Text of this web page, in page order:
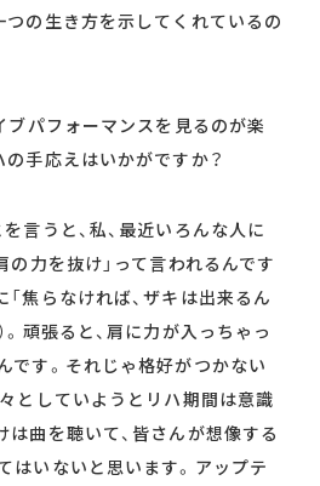
つの生き方を示してくれているの
ブパフォーマンスを見るのが楽
の手応えはいかがですか？
言うと、私、最近いろんな人に
の力を抜け」って言われるんです
焦らなければ、ザキは出来るん
。頑張ると、肩に力が入っちゃっ
です。それじゃ格好がつかない
としていようとリハ期間は意識
は曲を聴いて、皆さんが想像する
はいないと思います。アップテ